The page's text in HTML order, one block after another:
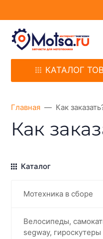
КАТАЛОГ
Главная Как
Как
Каталог
Мотехника в сборе
Велосипеды,
segway, гироскутеры